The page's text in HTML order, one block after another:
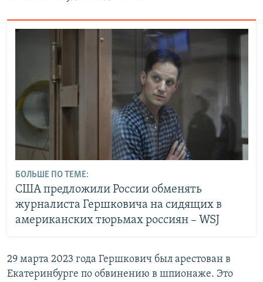
БОЛЬШЕ ПО ТЕМЕ:
США предложили России обменять
журналиста Гершковича на сидящих в
американских тюрьмах россиян – WSJ
29 марта 2023 года Гершкович был арестован в
Екатеринбурге по обвинению в шпионаже. Это